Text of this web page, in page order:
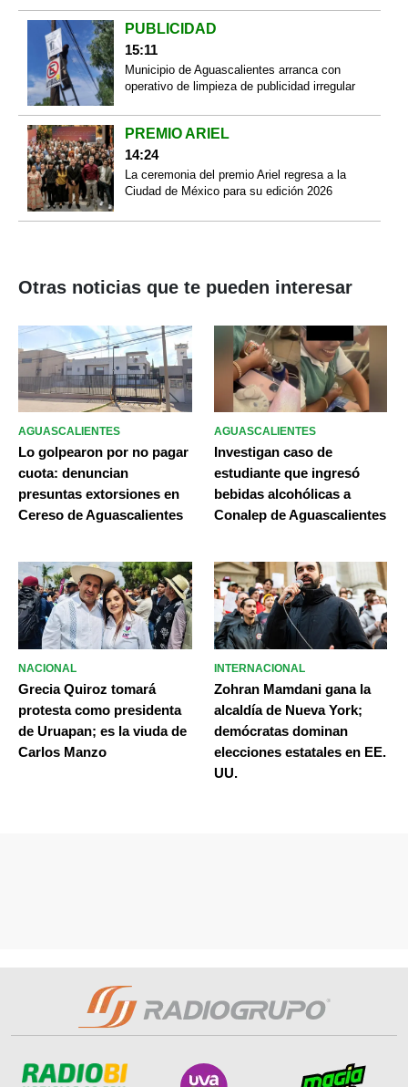
PUBLICIDAD
15:11
Municipio de Aguascalientes arranca con
operativo de limpieza de publicidad irregular
PREMIO ARIEL
14:24
La ceremonia del premio Ariel regresa a la
Ciudad de México para su edición 2026
Otras noticias que te pueden interesar
AGUASCALIENTES
Lo golpearon por no pagar
cuota: denuncian
presuntas extorsiones en
Cereso de Aguascalientes
AGUASCALIENTES
Investigan caso de
estudiante que ingresó
bebidas alcohólicas a
Conalep de Aguascalientes
NACIONAL
Grecia Quiroz tomará
protesta como presidenta
de Uruapan; es la viuda de
Carlos Manzo
INTERNACIONAL
Zohran Mamdani gana la
alcaldía de Nueva York;
demócratas dominan
elecciones estatales en EE.
UU.